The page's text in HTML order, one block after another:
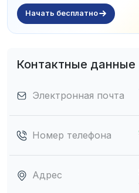
Начать бесплатно
Контактные данные
Электронная почта
Номер телефона
Адрес